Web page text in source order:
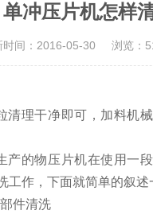
单冲压片机怎样
时间：2016-05-30 浏览：
清理干净即可，加料机
物压片机在使用一段
工作，下面就简单的叙述
件清洗